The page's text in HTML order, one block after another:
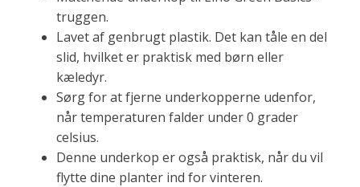
truggen.
Lavet af genbrugt plastik. Det kan tåle en del
slid, hvilket er praktisk med børn eller
kæledyr.
Sørg for at fjerne underkopperne udenfor,
når temperaturen falder under 0 grader
celsius.
Denne underkop er også praktisk, når du vil
flytte dine planter ind for vinteren.